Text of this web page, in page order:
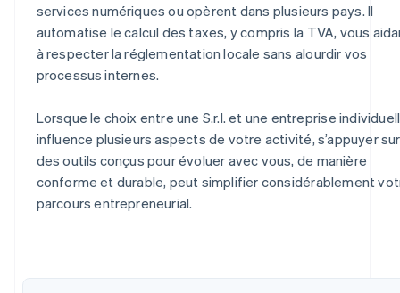
services numériques ou opèrent dans plusieurs pays. Il
automatise le calcul des taxes, y compris la TVA, vous
à respecter la réglementation locale sans alourdir vos
processus internes.
Lorsque le choix entre une S.r.l. et une entreprise
influence plusieurs aspects de votre activité, s’appuyer sur
des outils conçus pour évoluer avec vous, de manière
conforme et durable, peut simplifier considérablement
parcours entrepreneurial.
Allemagne